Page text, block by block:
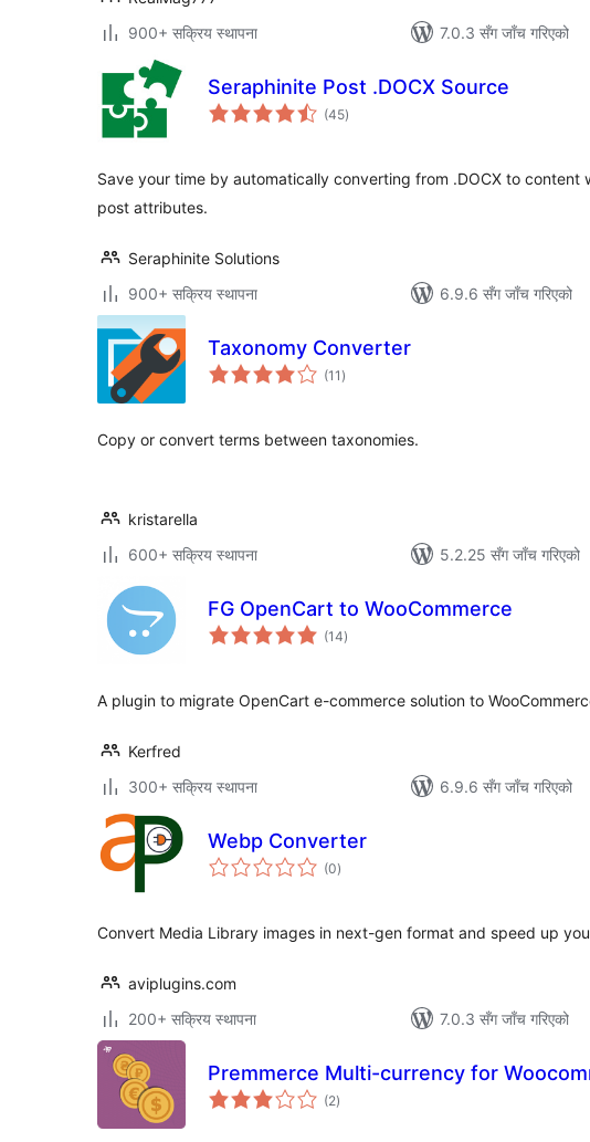
900+ सक्रिय स्थापना
7.0.3 सँग जाँच गरिएको
Seraphinite Post .DOCX Source
(45कुल
रेटिङ्गहरू
)
Save your time by automatically converting from .DOCX to content
post attributes.
Seraphinite Solutions
900+ सक्रिय स्थापना
6.9.6 सँग जाँच गरिएको
Taxonomy Converter
(11 कुल
रेटिङ्गहरू
)
Copy or convert terms between taxonomies.
kristarella
600+ सक्रिय स्थापना
5.2.25 सँग जाँच गरिएको
FG OpenCart to WooCommerce
(14कुल
रेटिङ्गहरू
)
A plugin to migrate OpenCart e-commerce solution to
Kerfred
300+ सक्रिय स्थापना
6.9.6 सँग जाँच गरिएको
Webp Converter
(0कुल
रेटिङ्गहरू
)
Convert Media Library images in next-gen format and speed up
aviplugins.com
200+ सक्रिय स्थापना
7.0.3 सँग जाँच गरिएको
Premmerce Multi-currency for
(2कुल
रेटिङ्गहरू
)